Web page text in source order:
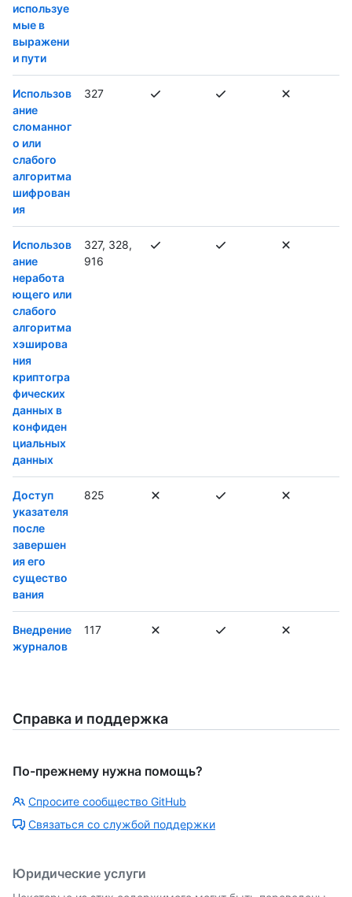
используе
мые в
выражени
и пути
Использов
ание
сломанног
о или
слабого
алгоритма
шифрован
ия
327
Использов
ание
неработа
ющего или
слабого
алгоритма
хэширова
ния
криптогра
фических
данных в
конфиден
циальных
данных
327, 328,
916
Доступ
указателя
после
завершен
ия его
существо
вания
825
Внедрение
журналов
117
Справка и поддержка
По-прежнему нужна помощь?
Спросите сообщество GitHub
Связаться со службой поддержки
Юридические услуги